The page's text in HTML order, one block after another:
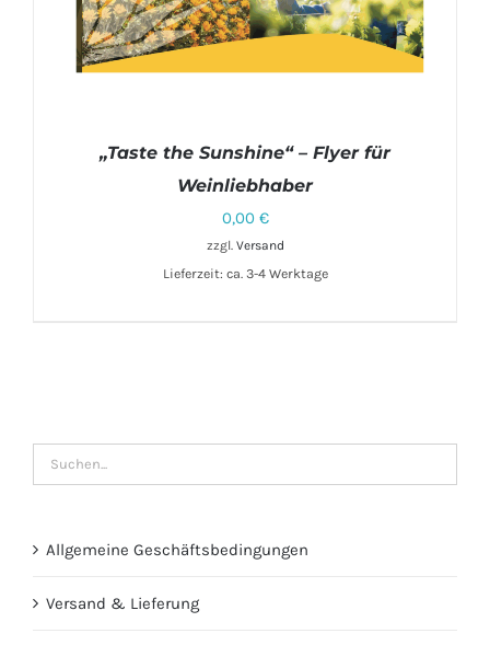
„Taste the Sunshine“ – Flyer für
Weinliebhaber
0,00 €
zzgl. Versand
Lieferzeit: ca. 3-4 Werktage
Allgemeine Geschäftsbedingungen
Versand & Lieferung